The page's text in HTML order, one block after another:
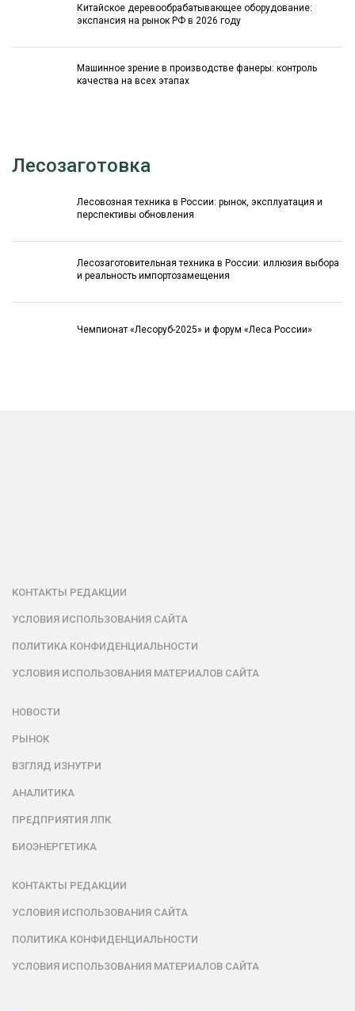
Китайское деревообрабатывающее оборудование:
экспансия на рынок РФ в 2026 году
Машинное зрение в производстве фанеры: контроль
качества на всех этапах
Лесозаготовка
Лесовозная техника в России: рынок, эксплуатация и
перспективы обновления
Лесозаготовительная техника в России: иллюзия выбора
и реальность импортозамещения
Чемпионат «Лесоруб-2025» и форум «Леса России»
КОНТАКТЫ РЕДАКЦИИ
УСЛОВИЯ ИСПОЛЬЗОВАНИЯ САЙТА
ПОЛИТИКА КОНФИДЕНЦИАЛЬНОСТИ
УСЛОВИЯ ИСПОЛЬЗОВАНИЯ МАТЕРИАЛОВ САЙТА
НОВОСТИ
РЫНОК
ВЗГЛЯД ИЗНУТРИ
АНАЛИТИКА
ПРЕДПРИЯТИЯ ЛПК
БИОЭНЕРГЕТИКА
КОНТАКТЫ РЕДАКЦИИ
УСЛОВИЯ ИСПОЛЬЗОВАНИЯ САЙТА
ПОЛИТИКА КОНФИДЕНЦИАЛЬНОСТИ
УСЛОВИЯ ИСПОЛЬЗОВАНИЯ МАТЕРИАЛОВ САЙТА